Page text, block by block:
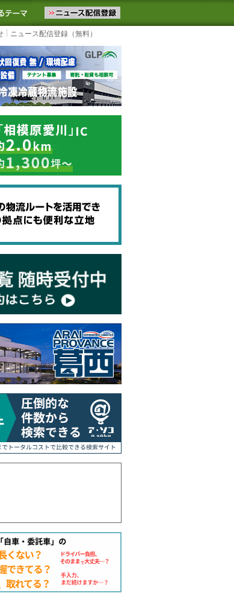
届けします。物流ニュースメール配信を登録す
りに追加 よく見るテーマ
ニュース配信登録（無料）